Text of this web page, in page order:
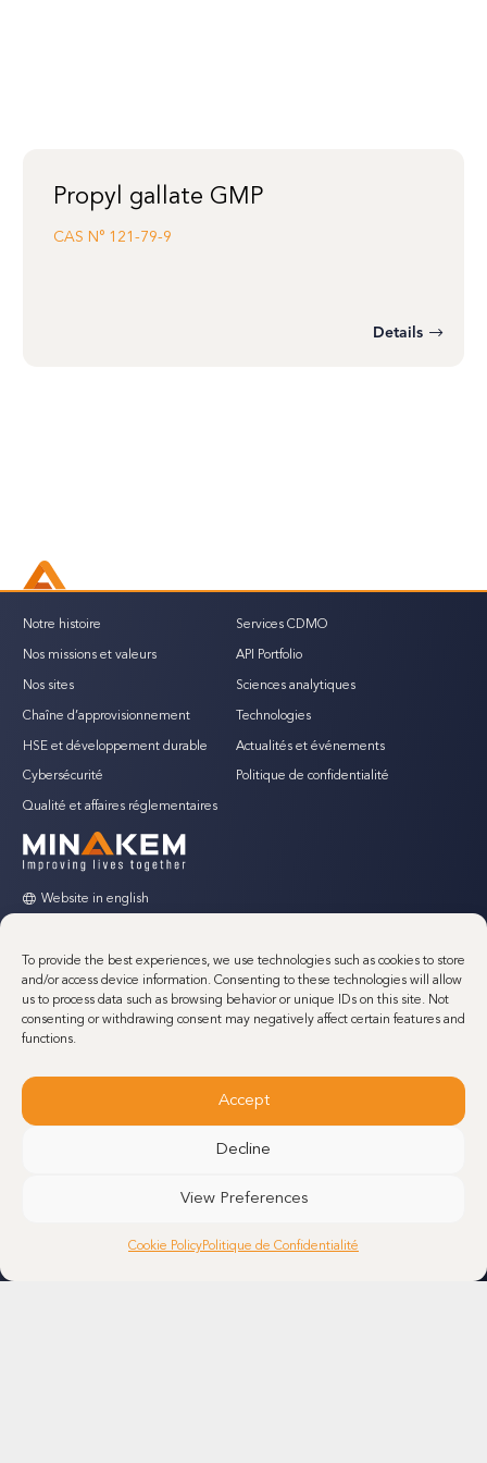
To provide the best experiences, we use technologies such as cookies to store
and/or access device information. Consenting to these technologies will allow
us to process data such as browsing behavior or unique IDs on this site. Not
consenting or withdrawing consent may negatively affect certain features and
functions.
Accept
Decline
View Preferences
Cookie PolicyPolitique de Confidentialité
Nous contacter
Propyl gallate GMP
CAS N° 121-79-9
Details
Notre histoire
Nos missions et valeurs
Nos sites
Chaîne d’approvisionnement
HSE et développement durable
Cybersécurité
Qualité et affaires réglementaires
Services CDMO
API Portfolio
Sciences analytiques
Technologies
Actualités et événements
Politique de confidentialité
Website in english
France
Beuvry-la-forêt
Développement et production commerciale d’IPA à base de petites
Développement et production commerciale d’IPA et de stéroïdes à